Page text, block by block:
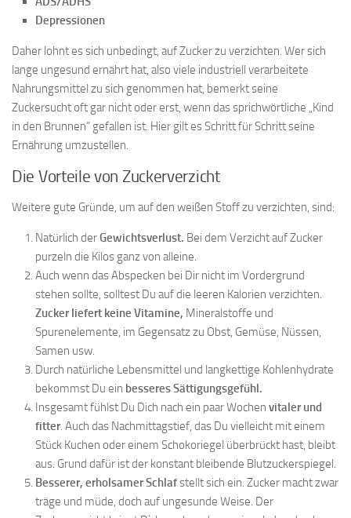
Depressionen
Daher lohnt es sich unbedingt, auf Zucker zu verzichten. Wer sich
lange ungesund ernährt hat, also viele industriell verarbeitete
Nahrungsmittel zu sich genommen hat, bemerkt seine
Zuckersucht oft gar nicht oder erst, wenn das sprichwörtliche „Kind
in den Brunnen“ gefallen ist. Hier gilt es Schritt für Schritt seine
Ernährung umzustellen.
Die Vorteile von Zuckerverzicht
Weitere gute Gründe, um auf den weißen Stoff zu verzichten, sind:
Natürlich derGewichtsverlust. Bei dem Verzicht auf Zucker
purzeln die Kilos ganz von alleine.
Auch wenn das Abspecken bei Dir nicht im Vordergrund
stehen sollte, solltest Du auf die leeren Kalorien verzichten.
Zucker liefert keine Vitamine, Mineralstoffe und
Spurenelemente, im Gegensatz zu Obst, Gemüse, Nüssen,
Samen usw.
Durch natürliche Lebensmittel und langkettige Kohlenhydrate
bekommst Du ein besseres Sättigungsgefühl.
Insgesamt fühlst Du Dich nach ein paar Wochen vitaler und
fitter. Auch das Nachmittagstief, das Du vielleicht mit einem
Stück Kuchen oder einem Schokoriegel überbrückt hast, bleibt
aus. Grund dafür ist der konstant bleibende Blutzuckerspiegel.
Besserer, erholsamer Schlafstellt sich ein. Zucker macht zwar
träge und müde, doch auf ungesunde Weise. Der